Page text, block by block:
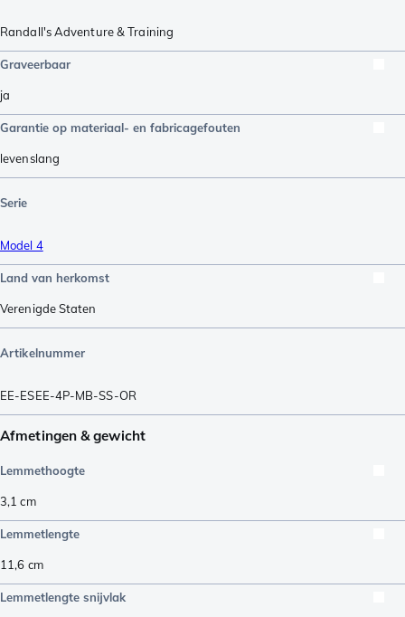
Randall's Adventure & Training
Graveerbaar
ja
Garantie op materiaal- en fabricagefouten
levenslang
Serie
Model 4
Land van herkomst
Verenigde Staten
Artikelnummer
EE-ESEE-4P-MB-SS-OR
Afmetingen & gewicht
Lemmethoogte
3,1 cm
Lemmetlengte
11,6 cm
Lemmetlengte snijvlak